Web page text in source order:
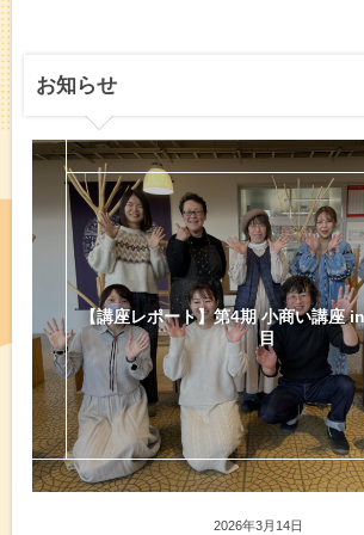
お知らせ
講座レポート】第4期 小商い講座 in IIZUNA 5回
目